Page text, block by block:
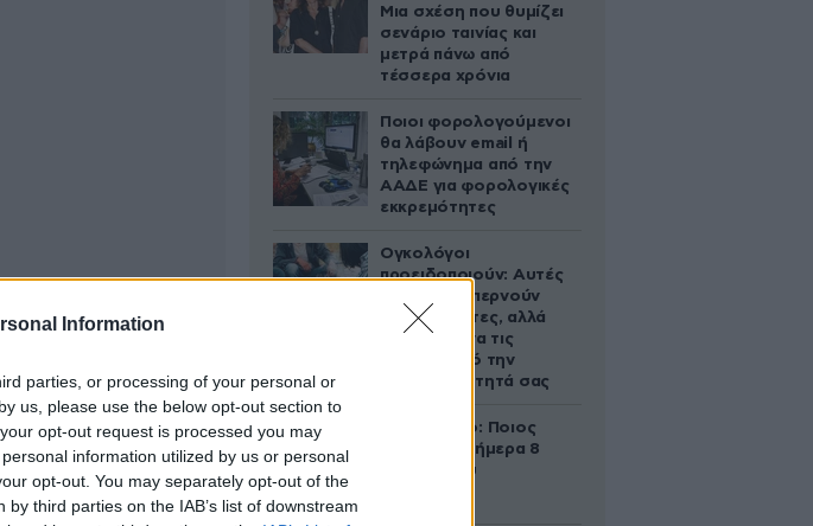
Information
parties, or processing of your personal or
us, please use the below opt-out section to
opt-out request is processed you may
information utilized by us or personal
opt-out. You may separately opt-out of the
third parties on the IAB’s list of downstream
Μια σχέση που θυμίζει
σενάριο ταινίας και
μετρά πάνω από
τέσσερα χρόνια
Ποιοι φορολογούμενοι
θα λάβουν email ή
τηλεφώνημα από την
ΑΑΔΕ για φορολογικές
εκκρεμότητες
Ογκολόγοι
προειδοποιούν: Αυτές
οι τροφές, περνούν
απαρατήρητες, αλλά
καλό είναι να τις
βγάλετε από την
καθημερινότητά σας
Εορτολόγιο: Ποιος
γιορτάζει σήμερα 8
Αυγούστου